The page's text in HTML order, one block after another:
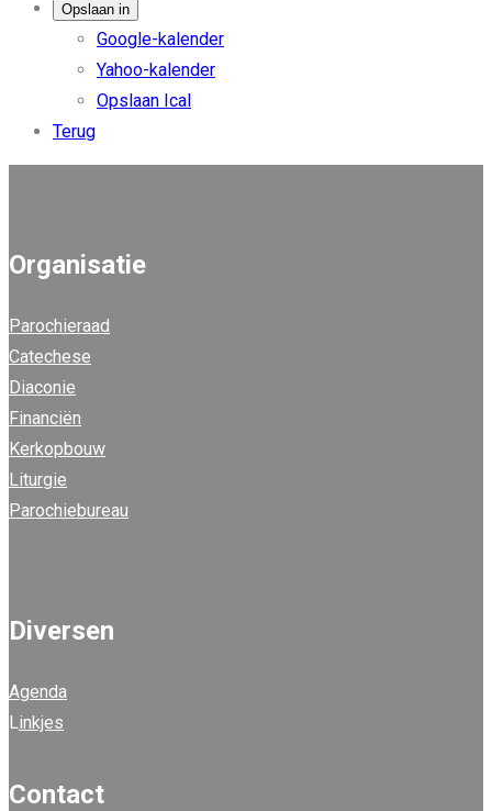
Opslaan in
Google-kalender
Yahoo-kalender
Opslaan Ical
Terug
Organisatie
Parochieraad
Catechese
Diaconie
Financiën
Kerkopbouw
Liturgie
Parochiebureau
Diversen
Agenda
Linkjes
Contact